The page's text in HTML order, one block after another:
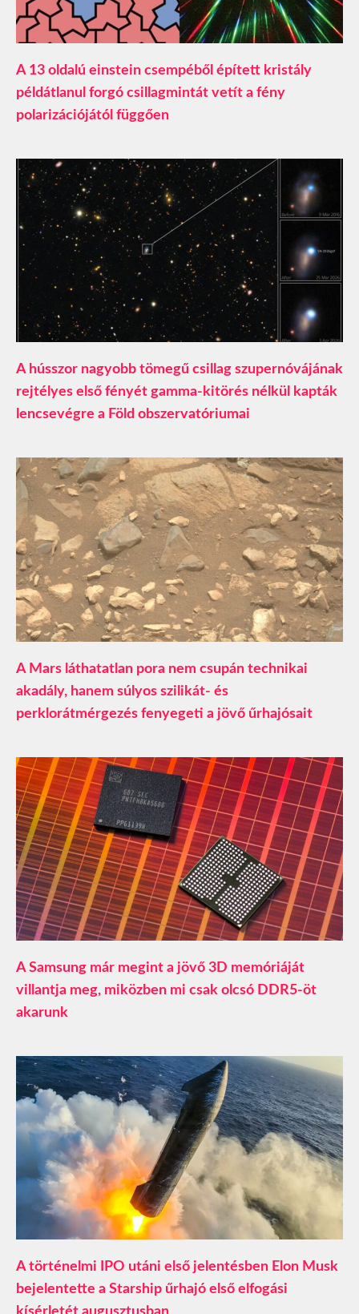
A 13 oldalú einstein csempéből épített kristály
példátlanul forgó csillagmintát vetít a fény
polarizációjától függően
A hússzor nagyobb tömegű csillag szupernóvájának
rejtélyes első fényét gamma-kitörés nélkül kapták
lencsevégre a Föld obszervatóriumai
A Mars láthatatlan pora nem csupán technikai
akadály, hanem súlyos szilikát- és
perklorátmérgezés fenyegeti a jövő űrhajósait
A Samsung már megint a jövő 3D memóriáját
villantja meg, miközben mi csak olcsó DDR5-öt
akarunk
A történelmi IPO utáni első jelentésben Elon Musk
bejelentette a Starship űrhajó első elfogási